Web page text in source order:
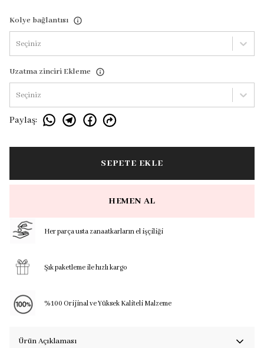
Kolye bağlantısı
Seçiniz
Uzatma zinciri Ekleme
Seçiniz
Paylaş:
SEPETE EKLE
HEMEN AL
Her parça usta zanaatkarların el işçiliği
Şık paketleme ile hızlı kargo
%100 Orijinal ve Yüksek Kaliteli Malzeme
Ürün Açıklaması